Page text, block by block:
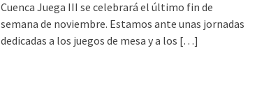
Cuenca Juega III se celebrará el último fin de
semana de noviembre. Estamos ante unas jornadas
dedicadas a los juegos de mesa y a los […]